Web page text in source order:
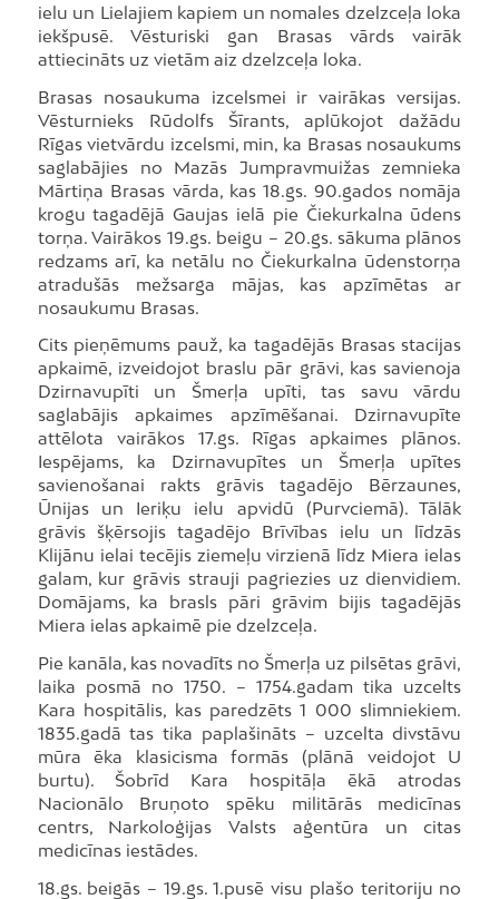
ielu un Lielajiem kapiem un nomales dzelzceļa loka
iekšpusē. Vēsturiski gan Brasas vārds vairāk
attiecināts uz vietām aiz dzelzceļa loka.
Brasas nosaukuma izcelsmei ir vairākas versijas.
Vēsturnieks Rūdolfs Šīrants, aplūkojot dažādu
Rīgas vietvārdu izcelsmi, min, ka Brasas nosaukums
saglabājies no Mazās Jumpravmuižas zemnieka
Mārtiņa Brasas vārda, kas 18.gs. 90.gados nomāja
krogu tagadējā Gaujas ielā pie Čiekurkalna ūdens
torņa. Vairākos 19.gs. beigu – 20.gs. sākuma plānos
redzams arī, ka netālu no Čiekurkalna ūdenstorņa
atradušās mežsarga mājas, kas apzīmētas ar
nosaukumu Brasas.
Cits pieņēmums pauž, ka tagadējās Brasas stacijas
apkaimē, izveidojot braslu pār grāvi, kas savienoja
Dzirnavupīti un Šmerļa upīti, tas savu vārdu
saglabājis apkaimes apzīmēšanai. Dzirnavupīte
attēlota vairākos 17.gs. Rīgas apkaimes plānos.
Iespējams, ka Dzirnavupītes un Šmerļa upītes
savienošanai rakts grāvis tagadējo Bērzaunes,
Ūnijas un Ieriķu ielu apvidū (Purvciemā). Tālāk
grāvis šķērsojis tagadējo Brīvības ielu un līdzās
Klijānu ielai tecējis ziemeļu virzienā līdz Miera ielas
galam, kur grāvis strauji pagriezies uz dienvidiem.
Domājams, ka brasls pāri grāvim bijis tagadējās
Miera ielas apkaimē pie dzelzceļa.
Pie kanāla, kas novadīts no Šmerļa uz pilsētas grāvi,
laika posmā no 1750. – 1754.gadam tika uzcelts
Kara hospitālis, kas paredzēts 1 000 slimniekiem.
1835.gadā tas tika paplašināts – uzcelta divstāvu
mūra ēka klasicisma formās (plānā veidojot U
burtu). Šobrīd Kara hospitāļa ēkā atrodas
Nacionālo Bruņoto spēku militārās medicīnas
centrs, Narkoloģijas Valsts aģentūra un citas
medicīnas iestādes.
18.gs. beigās – 19.gs. 1.pusē visu plašo teritoriju no